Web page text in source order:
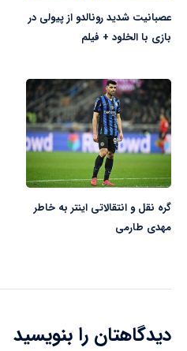
عصبانیت شدید رونالدو از پیولی در
بازی با الخلود + فیلم
گره نقل و انتقالاتی اینتر به خاطر
مهدی طارمی
دیدگاهتان را بنویسید